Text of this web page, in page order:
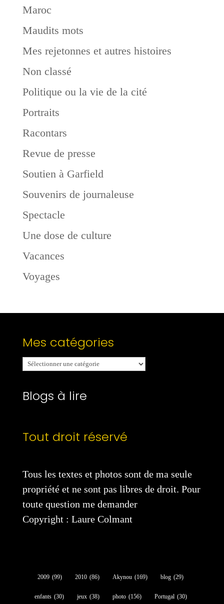
Maroc
Maudits mots
Mes rejetonnes et autres histoires
Non classé
Politique ou la vie de la cité
Portraits
Racontars
Revue de presse
Soutien à Garfield
Souvenirs de journaleuse
Spectacle
Une dose de culture
Vacances
Voyages
Mes catégories
Mes
catégories
Blogs à lire
Tout droit réservé
Tous les textes et photos sont de ma seule
propriété et ne sont pas libres de droit. Pour
toute question me demander
Copyright : Laure Colmant
2009 (99) 2010 (86) Akynou (169) blog (29)
enfants (30) jeux (38) photo (156) Portugal (30)